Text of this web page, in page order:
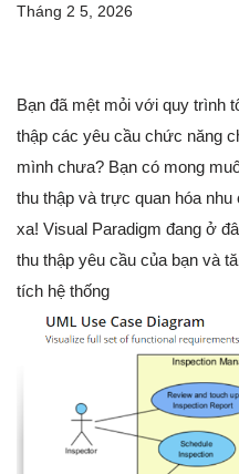
Tháng 2 5, 2026
Bạn đã mệt mỏi với quy trình
thập các yêu cầu chức năng
mình chưa? Bạn có mong
thu thập và trực quan hóa
xa! Visual Paradigm đang ở
thu thập yêu cầu của bạn và
tích hệ thống